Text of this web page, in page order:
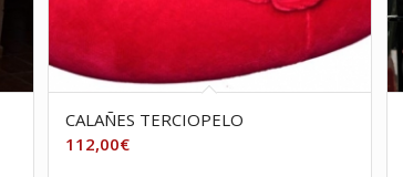
CALAÑES TERCIOPELO
112,00€